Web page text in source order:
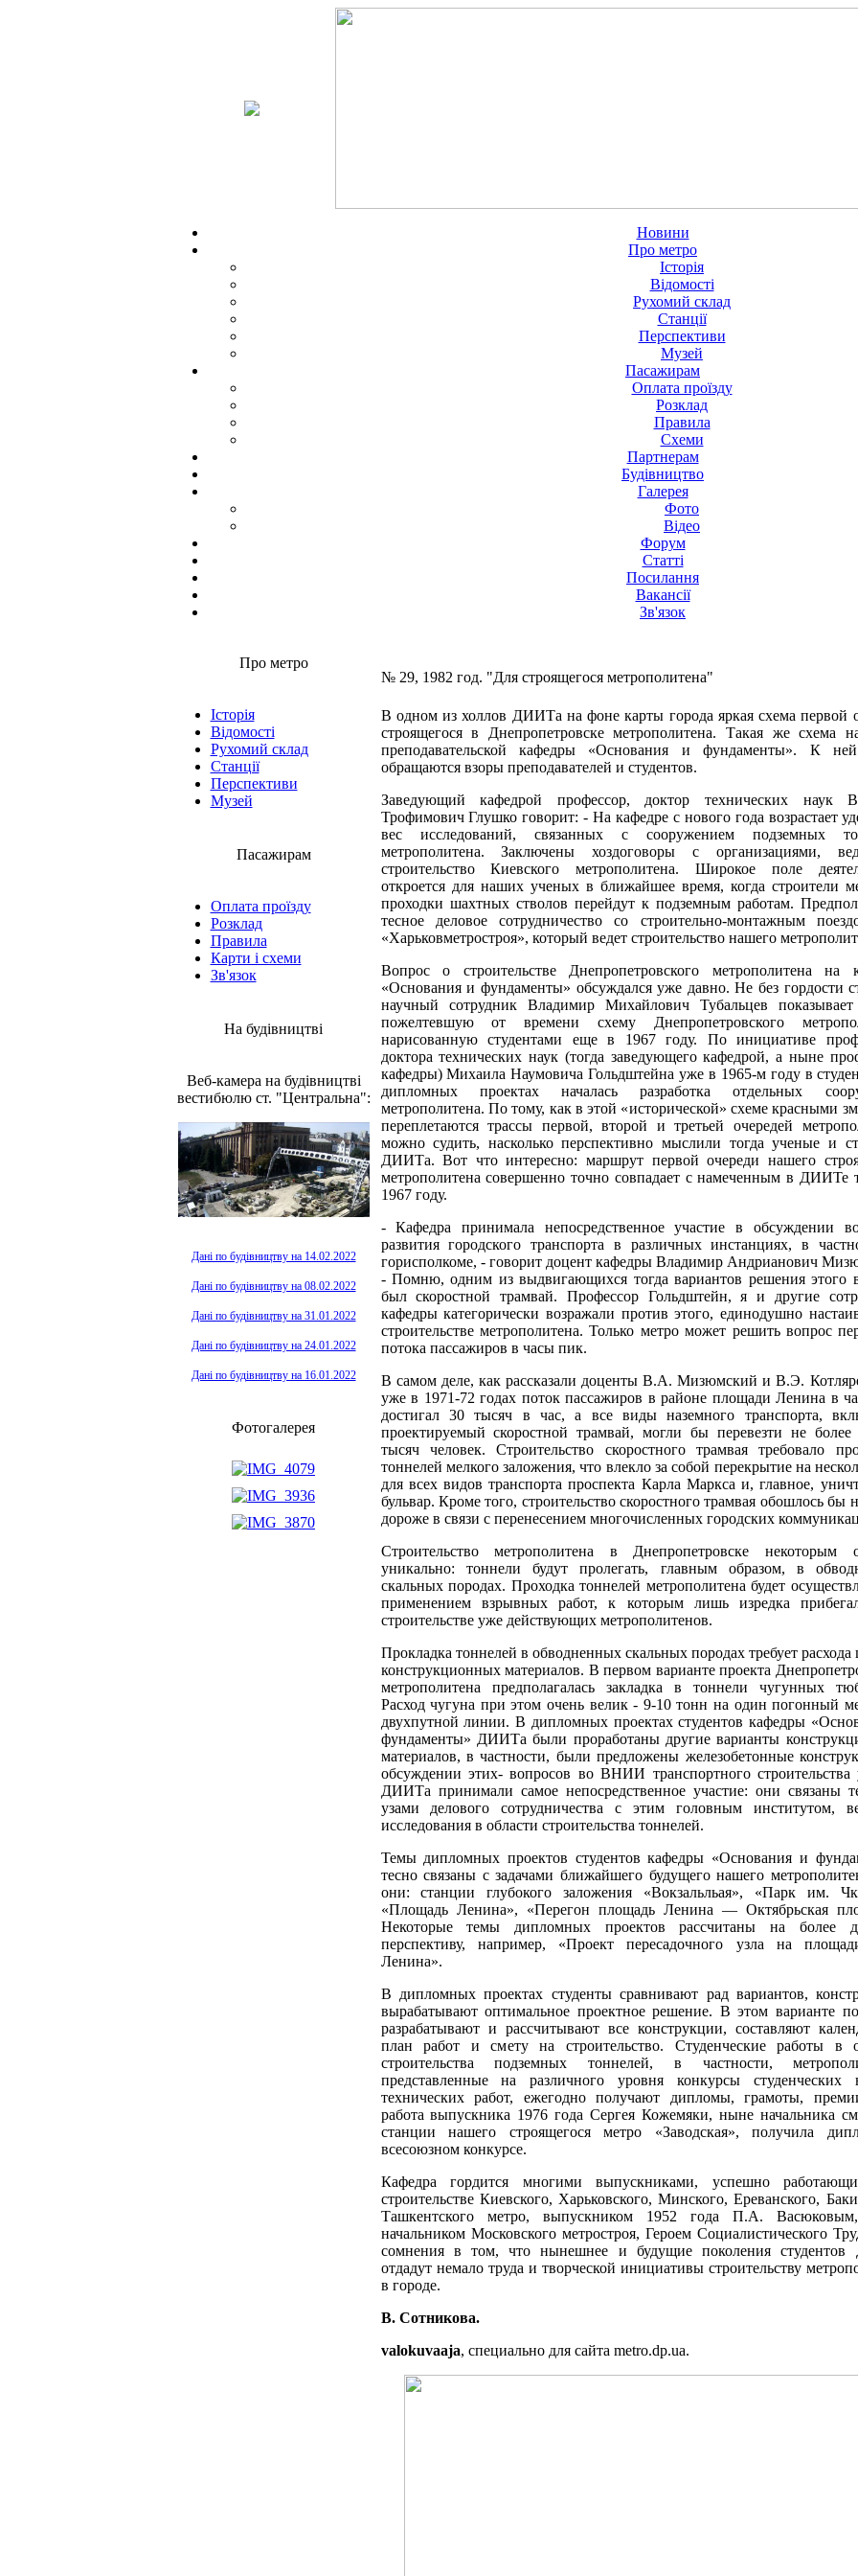
Новини
Про метро
Історія
Відомості
Рухомий склад
Станції
Перспективи
Музей
Пасажирам
Оплата проїзду
Розклад
Правила
Схеми
Партнерам
Будівництво
Галерея
Фото
Відео
Форум
Статті
Посилання
Вакансії
Зв'язок
Про метро
Історія
Відомості
Рухомий склад
Станції
Перспективи
Музей
Пасажирам
Оплата проїзду
Розклад
Правила
Карти і схеми
Зв'язок
На будівництві
Веб-камера на будівництві
вестибюлю ст. "Центральна":
Дані по будівництву на 14.02.2022
Дані по будівництву на 08.02.2022
Дані по будівництву на 31.01.2022
Дані по будівництву на 24.01.2022
Дані по будівництву на 16.01.2022
Фотогалерея
№ 29, 1982 год. "Для строящегося метрополитена"
В одном из холлов ДИИТа на фоне карты города яркая схема первой
строящегося в Днепропетровске метрополитена. Такая же схема
преподавательской кафедры «Основания и фундаменты». К
обращаются взоры преподавателей и студентов.
Заведующий кафедрой профессор, доктор технических наук
Трофимович Глушко говорит: - На кафедре с нового года возрастает
вес исследований, связанных с сооружением подземных
метрополитена. Заключены хоздоговоры с организациями,
строительство Киевского метрополитена. Широкое поле
откроется для наших ученых в ближайшее время, когда строители
проходки шахтных стволов перейдут к подземным работам.
тесное деловое сотрудничество со строительно-монтажным
«Харьковметростроя», который ведет строительство нашего
Вопрос о строительстве Днепропетровского метрополитена на
«Основания и фундаменты» обсуждался уже давно. Не без гордости
научный сотрудник Владимир Михайлович Тубальцев показывает
пожелтевшую от времени схему Днепропетровского
нарисованную студентами еще в 1967 году. По инициативе
доктора технических наук (тогда заведующего кафедрой, а ныне
кафедры) Михаила Наумовича Гольдштейна уже в 1965-м году в
дипломных проектах началась разработка отдельных
метрополитена. По тому, как в этой «исторической» схеме красными
переплетаются трассы первой, второй и третьей очередей
можно судить, насколько перспективно мыслили тогда ученые и
ДИИТа. Вот что интересно: маршрут первой очереди нашего
метрополитена совершенно точно совпадает с намеченным в ДИИТе
1967 году.
- Кафедра принимала непосредственное участие в обсуждении
развития городского транспорта в различных инстанциях, в
горисполкоме, - говорит доцент кафедры Владимир Андрианович
- Помню, одним из выдвигающихся тогда вариантов решения этого
был скоростной трамвай. Профессор Гольдштейн, я и другие
кафедры категорически возражали против этого, единодушно
строительстве метрополитена. Только метро может решить вопрос
потока пассажиров в часы пик.
В самом деле, как рассказали доценты В.А. Мизюмский и В.Э.
уже в 1971-72 годах поток пассажиров в районе площади Ленина в
достигал 30 тысяч в час, а все виды наземного транспорта,
проектируемый скоростной трамвай, могли бы перевезти не
тысяч человек. Строительство скоростного трамвая требовало
тоннелей мелкого заложения, что влекло за собой перекрытие на
для всех видов транспорта проспекта Карла Маркса и, главное,
бульвар. Кроме того, строительство скоростного трамвая обошлось бы
дороже в связи с перенесением многочисленных городских
Строительство метрополитена в Днепропетровске некоторым
уникально: тоннели будут пролегать, главным образом, в
скальных породах. Проходка тоннелей метрополитена будет
применением взрывных работ, к которым лишь изредка
строительстве уже действующих метрополитенов.
Прокладка тоннелей в обводненных скальных породах требует
конструкционных материалов. В первом варианте проекта
метрополитена предполагалась закладка в тоннели чугунных
Расход чугуна при этом очень велик - 9-10 тонн на один погонный
двухпутной линии. В дипломных проектах студентов кафедры
фундаменты» ДИИТа были проработаны другие варианты
материалов, в частности, были предложены железобетонные
обсуждении этих- вопросов во ВНИИ транспортного строительства
ДИИТа принимали самое непосредственное участие: они связаны
узами делового сотрудничества с этим головным институтом,
исследования в области строительства тоннелей.
Темы дипломных проектов студентов кафедры «Основания и
тесно связаны с задачами ближайшего будущего нашего
они: станции глубокого заложения «Вокзальльая», «Парк им.
«Площадь Ленина», «Перегон площадь Ленина — Октябрьская
Некоторые темы дипломных проектов рассчитаны на более
перспективу, например, «Проект пересадочного узла на
Ленина».
В дипломных проектах студенты сравнивают рад вариантов,
вырабатывают оптимальное проектное решение. В этом варианте
разрабатывают и рассчитывают все конструкции, составляют
план работ и смету на строительство. Студенческие работы в
строительства подземных тоннелей, в частности,
представленные на различного уровня конкурсы студенческих
технических работ, ежегодно получают дипломы, грамоты,
работа выпускника 1976 года Сергея Кожемяки, ныне начальника
станции нашего строящегося метро «Заводская», получила
всесоюзном конкурсе.
Кафедра гордится многими выпускниками, успешно
строительстве Киевского, Харьковского, Минского, Ереванского,
Ташкентского метро, выпускником 1952 года П.А.
начальником Московского метростроя, Героем Социалистического
сомнения в том, что нынешнее и будущие поколения
отдадут немало труда и творческой инициативы строительству
в городе.
В. Сотникова.
valokuvaaja, специально для сайта metro.dp.ua.